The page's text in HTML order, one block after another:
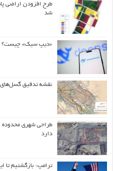
طرح افزودن اراضی
شد
«دیپ سیک» چیست؟
نقشه تدقیق
دارد
ترامپ: بازگشتیم تا